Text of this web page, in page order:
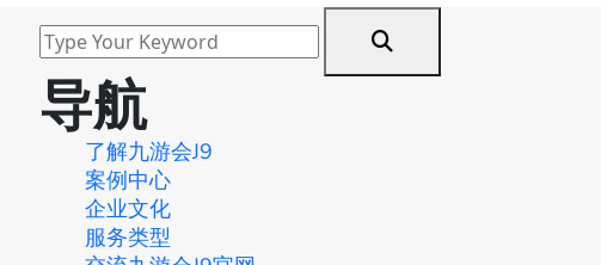
导航
了解九游会J9
案例中心
企业文化
服务类型